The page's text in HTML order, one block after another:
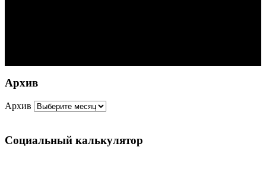
Архив
Архив
Социальный калькулятор